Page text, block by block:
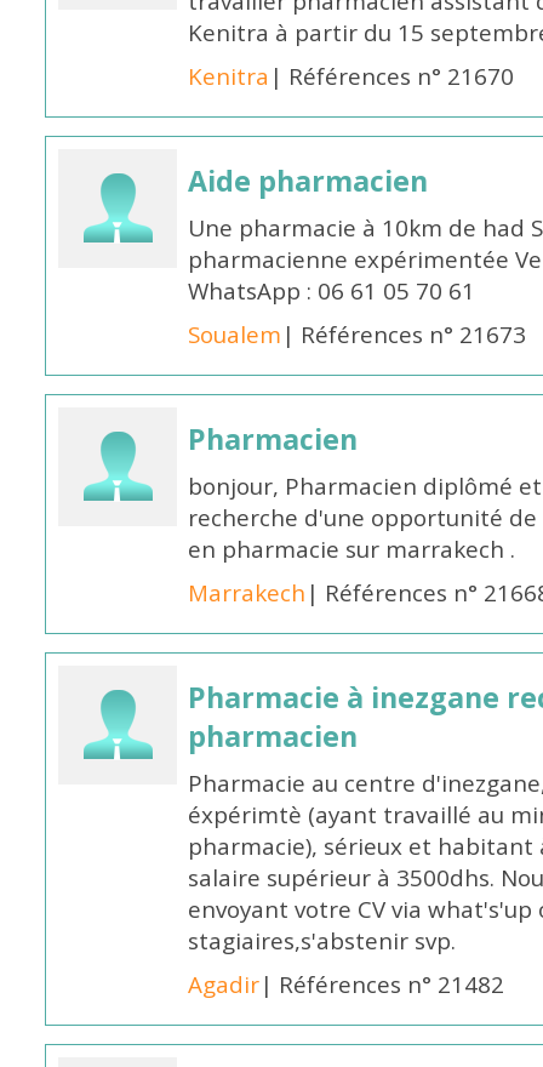
Kenitra à partir du 15
Kenitra | Références n° 21670
Aide pharmacien
Une pharmacie à 10km de had
pharmacienne expérimentée
WhatsApp : 06 61 05 70 61
Soualem | Références n° 21673
Pharmacien
bonjour, Pharmacien diplômé
recherche d'une opportunité
en pharmacie sur marrakech .
Marrakech | Références n°
Pharmacie à inezgane
pharmacien
Pharmacie au centre
éxpérimtè (ayant travaillé au
pharmacie), sérieux et habitant
salaire supérieur à 3500dhs.
envoyant votre CV via
stagiaires,s'abstenir svp.
Agadir| Références n° 21482